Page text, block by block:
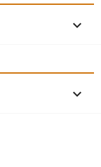

keyboard_arrow_down